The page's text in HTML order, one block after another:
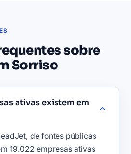
sobre
Sorriso
ativas existem em
de fontes públicas
19.022 empresas ativas